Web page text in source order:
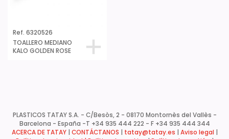
Ref. 6320526
TOALLERO MEDIANO
KALO GOLDEN ROSE
PLASTICOS TATAY S.A. - C/Besòs, 2 - 08170 Montornès del Vallès -
Barcelona - España -T +34 935 444 222 - F +34 935 444 344
ACERCA DE TATAY| CONTÁCTANOS tatay@tatay.es Aviso legal